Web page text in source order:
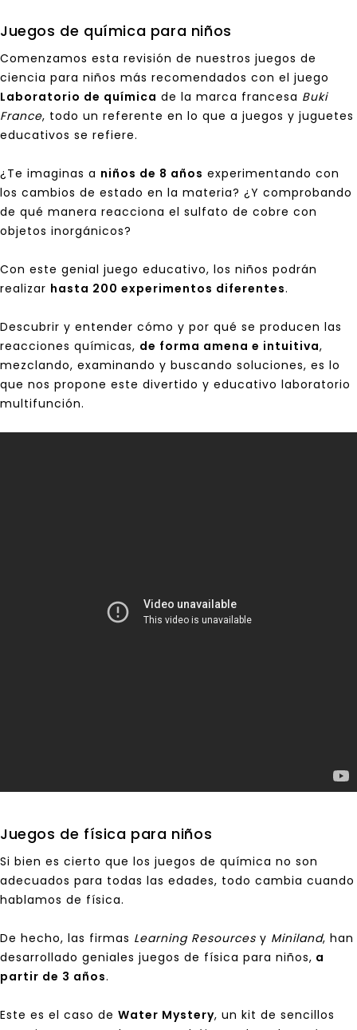
Juegos de química para niños
Comenzamos esta revisión de nuestros juegos de
ciencia para niños más recomendados con el juego
Laboratorio de química de la marca francesa Buki
France, todo un referente en lo que a juegos y juguetes
educativos se refiere.
¿Te imaginas a niños de 8 años experimentando con
los cambios de estado en la materia? ¿Y comprobando
de qué manera reacciona el sulfato de cobre con
objetos inorgánicos?
Con este genial juego educativo, los niños podrán
realizar hasta 200 experimentos diferentes.
Descubrir y entender cómo y por qué se producen las
reacciones químicas, de forma amena e intuitiva,
mezclando, examinando y buscando soluciones, es lo
que nos propone este divertido y educativo laboratorio
multifunción.
Juegos de física para niños
Si bien es cierto que los juegos de química no son
adecuados para todas las edades, todo cambia cuando
hablamos de física.
De hecho, las firmas Learning Resources y Miniland, han
desarrollado geniales juegos de física para niños, a
partir de 3 años.
Este es el caso de Water Mystery, un kit de sencillos